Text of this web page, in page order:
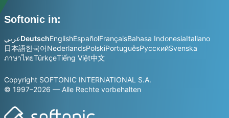
Softonic in:
عربيDeutschEnglishEspañolFrançaisBahasa IndonesiaItaliano
日本語한국어NederlandsPolskiPortuguêsРусскийSvenska
ภาษาไทยTürkçeTiếng Việt中文
Copyright SOFTONIC INTERNATIONAL S.A.
© 1997–2026 — Alle Rechte vorbehalten